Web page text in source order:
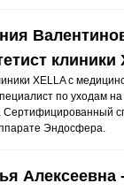
клиники
XELLA с
по уходам на
Сертифицированный
Эндосфера.
Алексеевна